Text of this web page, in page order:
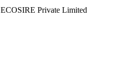
ECOSIRE Private Limited